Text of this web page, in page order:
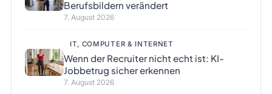
Berufsbildern verändert
7. August 2026
IT, COMPUTER & INTERNET
Wenn der Recruiter nicht echt ist: KI-
Jobbetrug sicher erkennen
7. August 2026